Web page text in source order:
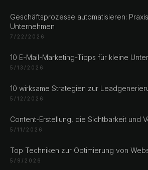
Geschäftsprozesse automatisieren:
Unternehmen
7/22/2026
10 E-Mail-Marketing-Tipps für kleine
5/13/2026
10 wirksame Strategien zur
5/12/2026
Content-Erstellung, die Sichtbarkeit und
5/11/2026
Top Techniken zur Optimierung von
5/9/2026